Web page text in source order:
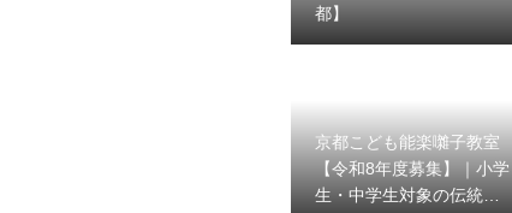
都】
京都こども能楽囃子教室
【令和8年度募集】｜小学
生・中学生対象の伝統文